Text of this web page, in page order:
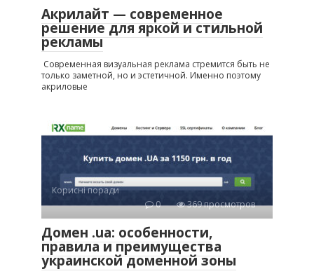
Акрилайт — современное
решение для яркой и стильной
рекламы
Современная визуальная реклама стремится быть не
только заметной, но и эстетичной. Именно поэтому
акриловые
Корисні поради
0
369 просмотров
Домен .ua: особенности,
правила и преимущества
украинской доменной зоны